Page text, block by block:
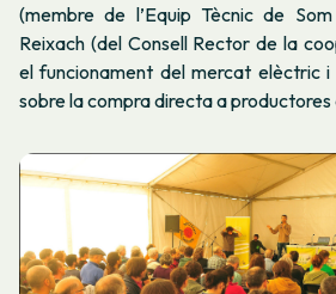
(membre de l’Equip Tècnic de
Reixach (del Consell Rector de la
el funcionament del mercat elèctric
sobre la compra directa a productores